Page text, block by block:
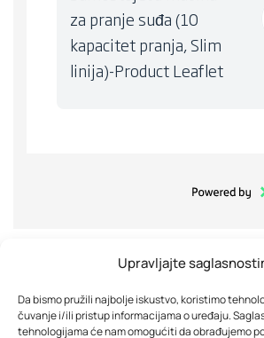
Upravljajte
Da bismo pružili najbolje iskustvo, koristimo
čuvanje i/ili pristup informacijama o uređaju.
tehnologijama će nam omogućiti da obrađujemo
za pranje suđa (10
kapacitet pranja, Slim
linija)-Product Leaflet
Slični
-33%